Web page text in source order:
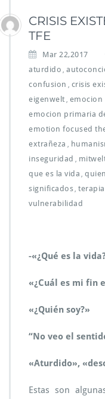
CRISIS
TFE
Mar 22,2017
aturdido
confusion crisis
eigenwelt emocion
emocion primaria
emotion focused
extrañeza
inseguridad
que es la vida
significados
vulnerabilidad
-«¿Qué es la
«¿Cuál es mi fin
«¿Quién soy?»
“No veo el
«Aturdido»,
Estas son